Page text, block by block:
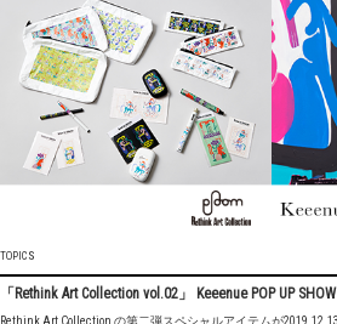
TOPICS
「Rethink Art Collection vol.02」 Keeenue POP UP SHOW
Rethink Art Collection の第二弾スペシャルアイテムが